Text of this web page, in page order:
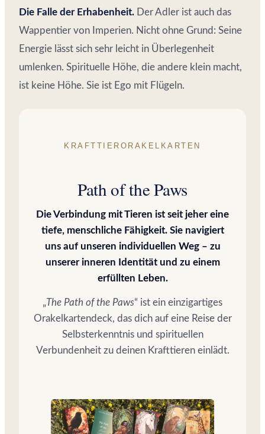
Die Falle der Erhabenheit. Der Adler ist auch das
Wappentier von Imperien. Nicht ohne Grund: Seine
Energie lässt sich sehr leicht in Überlegenheit
umlenken. Spirituelle Höhe, die andere klein macht,
ist keine Höhe. Sie ist Ego mit Flügeln.
KRAFTTIERORAKELKARTEN
Path of the Paws
Die Verbindung mit Tieren ist seit jeher eine
tiefe, menschliche Fähigkeit. Sie navigiert
uns auf unseren individuellen Weg – zu
unserer inneren Identität und zu einem
erfüllten Leben.
„The Path of the Paws“ ist ein einzigartiges
Orakelkartendeck, das dich auf eine Reise der
Selbsterkenntnis und spirituellen
Verbundenheit zu deinen Krafttieren einlädt.